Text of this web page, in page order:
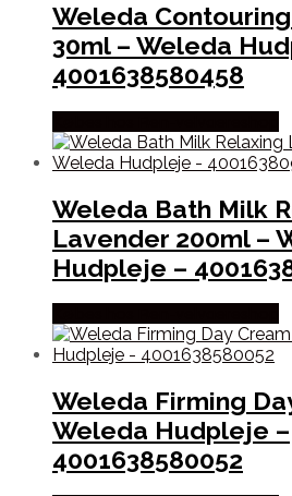
Weleda
30ml – Weleda
4001638580458
Weleda Bath Milk
Lavender 200ml –
Hudpleje –
Weleda Firming
Weleda Hudpleje –
4001638580052